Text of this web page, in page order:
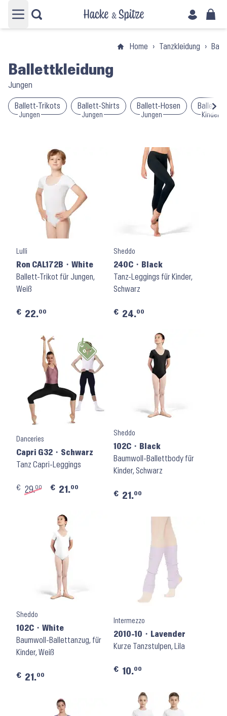
Hauptmenü öffnen
Home › Tanzkleidung ›
Ballettkleidung
Jungen
Ballett-Trikots
Jungen
Ballett-Shirts
Jungen
Ballett-Hosen
Jungen
Ballett-
Kinder
Lulli
Ron CAL172B ⬝ White
Ballett-Trikot für Jungen,
Weiß
€ 22.00
Sheddo
240C ⬝ Black
Tanz-Leggings für Kinder,
Schwarz
€ 24.00
Danceries
Capri G32 ⬝ Schwarz
Tanz Capri-Leggings
€ 29.00 € 21.00
Sheddo
102C ⬝ Black
Baumwoll-Ballettbody für
Kinder, Schwarz
€ 21.00
Sheddo
102C ⬝ White
Baumwoll-Ballettanzug, für
Kinder, Weiß
€ 21.00
Intermezzo
2010-10 ⬝ Lavender
Kurze Tanzstulpen, Lila
€ 10.00